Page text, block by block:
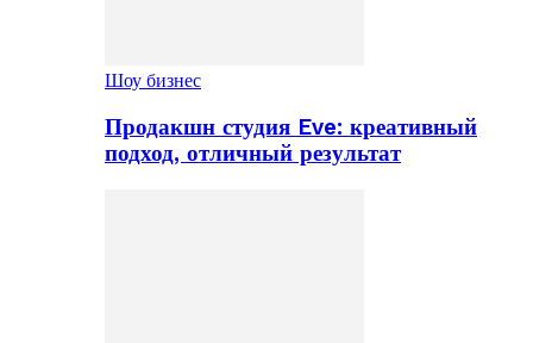
Шоу бизнес
Продакшн студия Eve: креативный
подход, отличный результат